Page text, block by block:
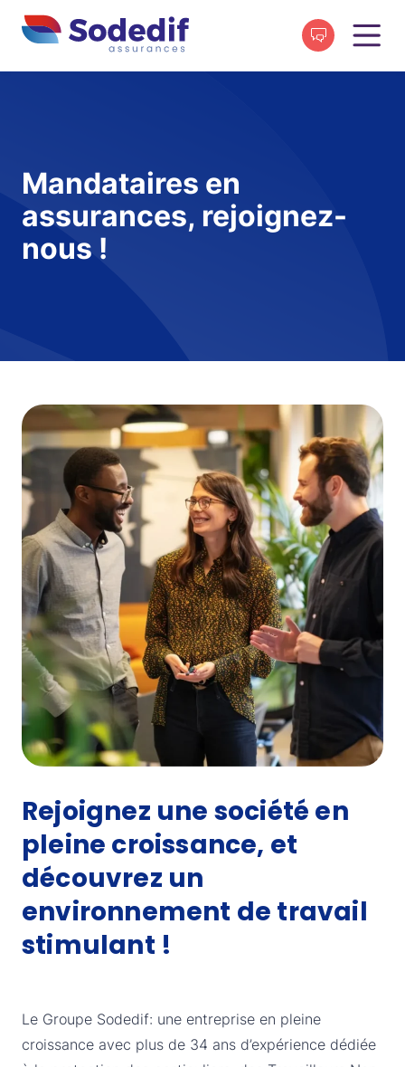
Mandataires en
assurances, rejoignez-
nous !
Rejoignez une société en
pleine croissance, et
découvrez un
environnement de travail
stimulant !
Le Groupe Sodedif: une entreprise en pleine
croissance avec plus de 34 ans d’expérience dédiée